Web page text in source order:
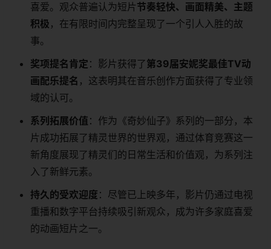
喜爱。观众普遍认为短片​​节奏轻快、画面精美、主题
积极​ ​，在有限时间内完整呈现了一个引人入胜的故
事。
​奖项提名肯定​ ​：影片获得了​​第39届安妮奖最佳TV动
画配乐提名​ ​，这表明其在音乐创作方面获得了专业领
域的认可。
​系列拓展价值​ ​：作为《奇妙仙子》系列的一部分，本
片成功拓展了精灵世界的世界观，通过体育竞赛这一
新角度展现了精灵们的日常生活和价值观，为系列注
入了新鲜元素。
​持久的受欢迎度​ ​：尽管已上映多年，影片仍通过电视
重播和数字平台持续吸引新观众，成为许多家庭喜爱
的动画短片之一。